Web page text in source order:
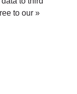
to our »